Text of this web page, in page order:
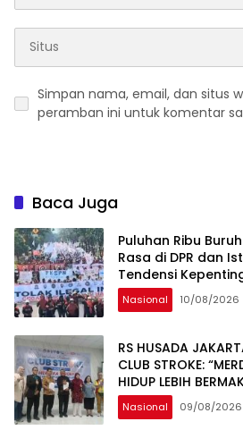
Simpan nama, email, dan situs
peramban ini untuk komentar
Baca Juga
Puluhan Ribu
Rasa di DPR dan
Tendensi
Dikooptasi oleh
Nasional 10/08/2026
RS HUSADA
CLUB STROKE:
HIDUP LEBIH
Nasional 09/08/2026